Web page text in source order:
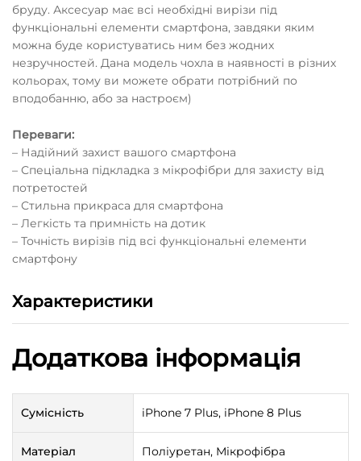
бруду. Аксесуар має всі необхідні вирізи під
функціональні елементи смартфона, завдяки яким
можна буде користуватись ним без жодних
незручностей. Дана модель чохла в наявності в різних
кольорах, тому ви можете обрати потрібний по
вподобанню, або за настроєм)
Переваги:
– Надійний захист вашого смартфона
– Спеціальна підкладка з мікрофібри для захисту від
потретостей
– Стильна прикраса для смартфона
– Легкість та примність на дотик
– Точність вирізів під всі функціональні елементи
смартфону
Характеристики
Додаткова інформація
Сумісність iPhone 7 Plus, iPhone 8 Plus
Матеріал Поліуретан, Мікрофібра